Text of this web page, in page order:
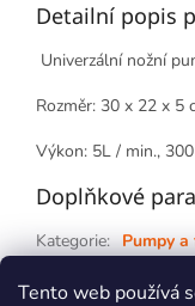
Tento web používá
Detailní popis
Univerzální nožní
Rozměr: 30 x 22 x 5
Výkon: 5L / min.,
Doplňkové
Kategorie: Pumpy